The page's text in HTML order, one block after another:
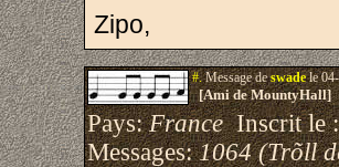
Zipo,
#.Message deswadele
[Ami de MountyHall]
Pays:FranceInscrit le
Messages:1064 (Trõll